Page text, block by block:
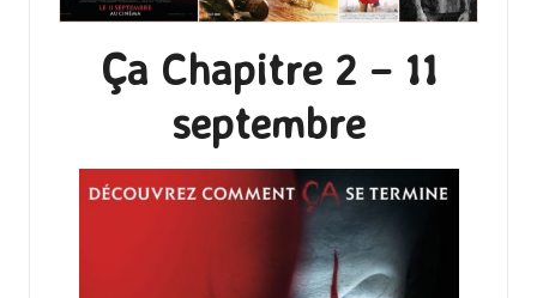
Ça Chapitre 2 – 11
septembre